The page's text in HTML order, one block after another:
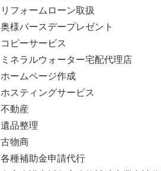
リフォームローン取扱
奥様バースデープレゼント
コピーサービス
ミネラルウォーター宅配代理店
ホームページ作成
ホスティングサービス
不動産
遺品整理
古物商
各種補助金申請代行